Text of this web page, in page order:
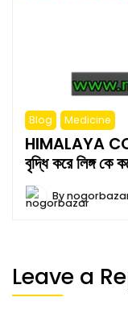
Blog Medicine
HIMALAYA
বৃদ্ধি করে লিঙ্গ কে
By
Leave a